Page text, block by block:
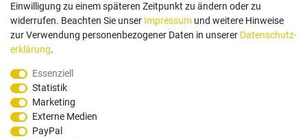
Zahlungsarten
Paypal
Versand Dienstleister
Einwilligung zu einem späteren Zeitpunkt zu ändern oder zu
widerrufen. Beachten Sie unser Impressum und weitere Hinweise
zur Verwendung personenbezogener Daten in unserer Daten­schutz­
erklärung.
Essenziell
Statistik
Marketing
Externe Medien
PayPal